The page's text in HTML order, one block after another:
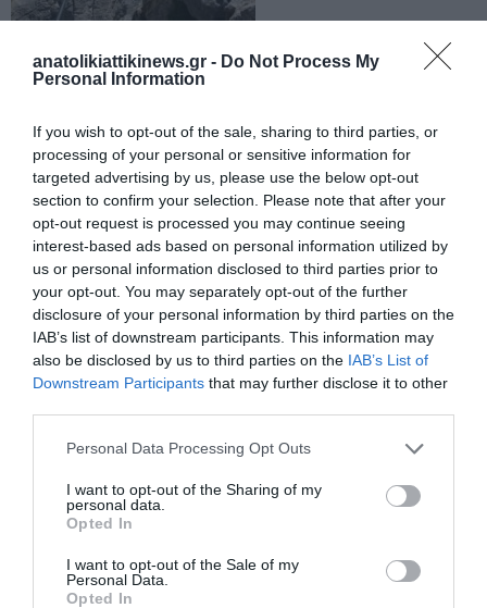
anatolikiattikinews.gr - Do Not Process My
Personal Information
If you wish to opt-out of the sale, sharing to third parties, or
processing of your personal or sensitive information for
targeted advertising by us, please use the below opt-out
section to confirm your selection. Please note that after your
opt-out request is processed you may continue seeing
interest-based ads based on personal information utilized by
us or personal information disclosed to third parties prior to
your opt-out. You may separately opt-out of the further
disclosure of your personal information by third parties on the
IAB’s list of downstream participants. This information may
also be disclosed by us to third parties on the IAB’s List of
Downstream Participants that may further disclose it to other
Personal Data Processing Opt Outs
I want to opt-out of the Sharing of my
personal data.
Opted In
I want to opt-out of the Sale of my
Personal Data.
Opted In
Και οι τρεις εθελοντές μετά από το επιτυχημένο εγχείρημα
Γεώργιο και το Λιμνάκαρο.
Μάλιστα για ένα από τα μέλη της εθελοντικής αποστολής, τον
κ. Γιώργο Ράντογλου ήταν ιδιαίτερη ανάβαση στην Δίκτη,
καθώς επέστρεψε στην αναρρίχηση της ορθοπλαγιάς έπειτα
απο 35 χρόνια.
Ήταν αθλητής αναρρίχησης του Σ.Ε.Ο Κοζάνης και μετείχε στην
1η Πανελλήνια Αναρριχητική Συνάντηση το 1988 που έγινε στην
Πηγή Φωτογραφιών, Δήμος Οροπεδίου Λασιθίου με την
Γιάννης και αρχείου Δημητριάδης Βασίλης